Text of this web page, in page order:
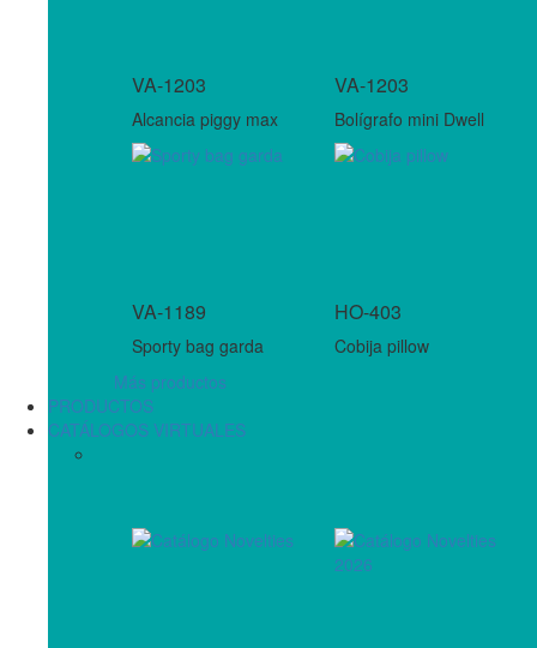
VA-1203
Alcancia piggy max
VA-1203
Bolígrafo mini Dwell
VA-1189
Sporty bag garda
HO-403
Cobija pillow
Más productos
PRODUCTOS
CATÁLOGOS VIRTUALES